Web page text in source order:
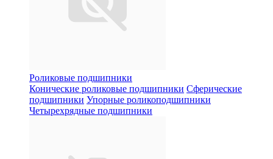
Роликовые подшипники
Конические роликовые подшипники Сферические
подшипники Упорные роликоподшипники
Четырехрядные подшипники